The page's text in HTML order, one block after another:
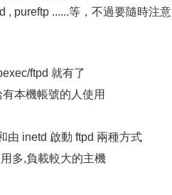
, pureftp ......等，不過要隨時注意
ftpd 就有了
本機帳號的人使用
inetd 啟動 ftpd 兩種方式
多,負載較大的主機